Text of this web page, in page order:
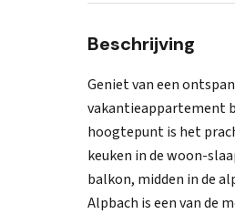
Beschrijving
Geniet van een
vakantieappartement
hoogtepunt is het
keuken in de woon-
balkon, midden in de
Alpbach is een van de